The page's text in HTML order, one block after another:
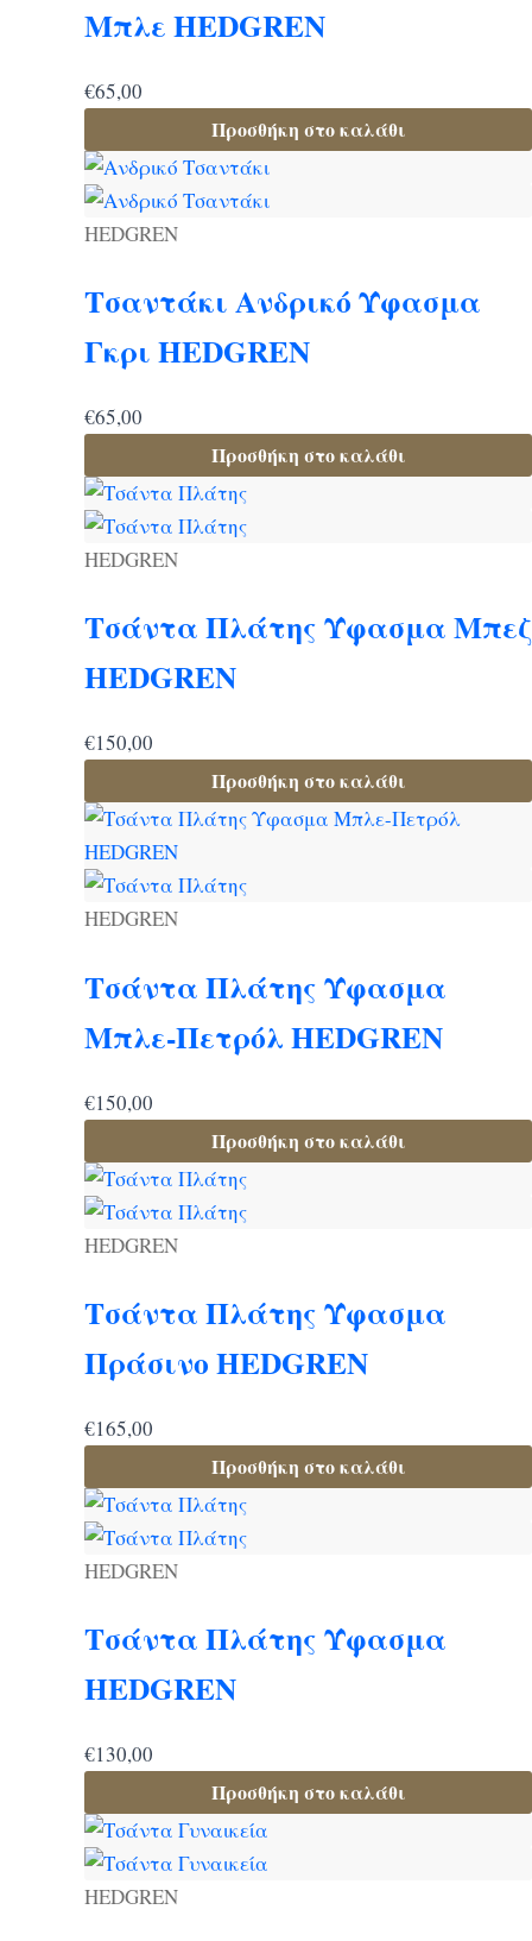
Μπλε HEDGREN
€65,00
Προσθήκη στο καλάθι
HEDGREN
Τσαντάκι Ανδρικό Ύφασμα
Γκρι HEDGREN
€65,00
Προσθήκη στο καλάθι
HEDGREN
Τσάντα Πλάτης Ύφασμα Μπεζ
HEDGREN
€150,00
Προσθήκη στο καλάθι
HEDGREN
Τσάντα Πλάτης Ύφασμα
Μπλε-Πετρόλ HEDGREN
€150,00
Προσθήκη στο καλάθι
HEDGREN
Τσάντα Πλάτης Ύφασμα
Πράσινο HEDGREN
€165,00
Προσθήκη στο καλάθι
HEDGREN
Τσάντα Πλάτης Ύφασμα
HEDGREN
€130,00
Προσθήκη στο καλάθι
HEDGREN